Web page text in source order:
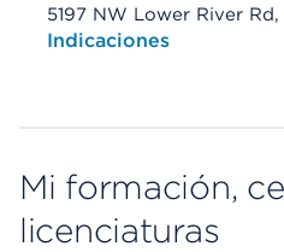
5197 NW Lower River
Opens native map
Indicaciones
Mi formación,
licenciaturas